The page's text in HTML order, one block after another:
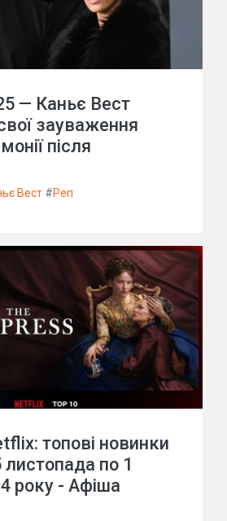
— Каньє Вест
зауваження
після
Вест #Реп
топові новинки
по 1
року - Афіша